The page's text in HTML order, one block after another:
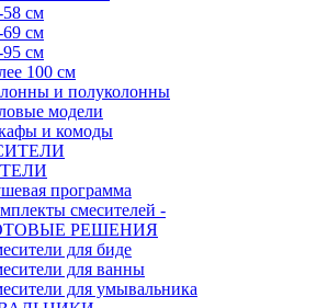
58 см
69 см
95 см
100 см
и полуколонны
модели
и комоды
программа
смесителей -
РЕШЕНИЯ
для биде
для ванны
для умывальника